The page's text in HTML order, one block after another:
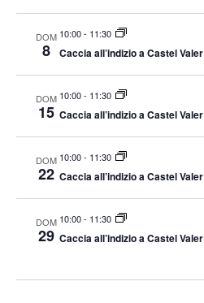
DOM
8
10:00- 11:30
Caccia all’indizio a Castel Valer
DOM
15
10:00- 11:30
Caccia all’indizio a Castel Valer
DOM
22
10:00- 11:30
Caccia all’indizio a Castel Valer
DOM
29
10:00- 11:30
Caccia all’indizio a Castel Valer